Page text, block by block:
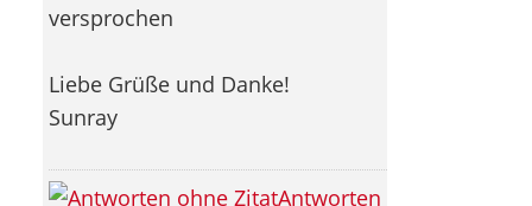
versprochen
Liebe Grüße und Danke!
Sunray
Antworten